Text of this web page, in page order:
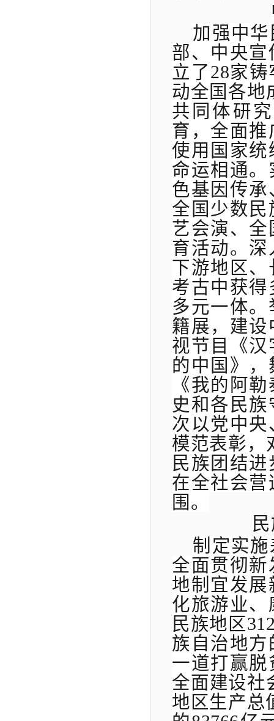
加强中
部、中央
立了28家
动全国各地
共同体研
育，全面
使用国家统
命运相通
色基因传
全国少数
艺会演、
育活动。
下游地区
考古中获
多元一体
籍展，建
视节目《
的中国》
《我的阿
史和各民
次以党中
模范表彰，
民族团结
在全社会
围。
制定实
全面贯彻
地制宜发
化旅游业
民族地区
族自治地
一道打赢
全面建设社
地区生产总